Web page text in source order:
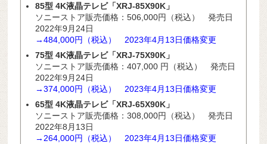
85型 4K液晶テレビ「XRJ-85X90K」
ソニーストア販売価格：506,000円（税込） 発売日
2022年9月24日
→484,000円（税込） 2023年4月13日価格変更
75型 4K液晶テレビ「XRJ-75X90K」
ソニーストア販売価格：407,000 円（税込） 発売日
2022年9月24日
→374,000円（税込） 2023年4月13日価格変更
65型 4K液晶テレビ「XRJ-65X90K」
ソニーストア販売価格：308,000円（税込） 発売日
2022年8月13日
→264,000円（税込） 2023年4月13日価格変更